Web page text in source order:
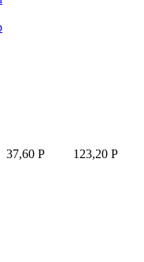
37,60 Р 123,20 Р